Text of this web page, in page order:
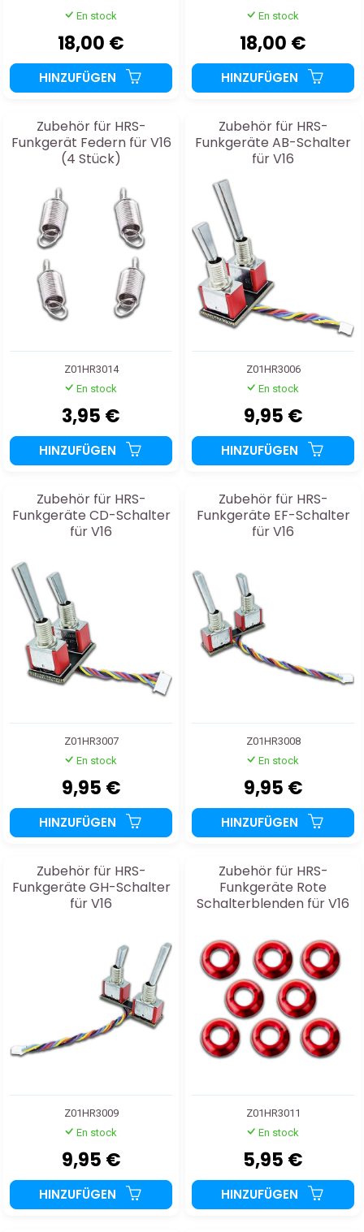
En stock
18,00 €
HINZUFÜGEN
En stock
18,00 €
HINZUFÜGEN
Zubehör für HRS-
Funkgerät Federn für V16
(4 Stück)
Z01HR3014
En stock
3,95 €
HINZUFÜGEN
Zubehör für HRS-
Funkgeräte AB-Schalter
für V16
Z01HR3006
En stock
9,95 €
HINZUFÜGEN
Zubehör für HRS-
Funkgeräte CD-Schalter
für V16
Z01HR3007
En stock
9,95 €
HINZUFÜGEN
Zubehör für HRS-
Funkgeräte EF-Schalter
für V16
Z01HR3008
En stock
9,95 €
HINZUFÜGEN
Zubehör für HRS-
Funkgeräte GH-Schalter
für V16
Z01HR3009
En stock
9,95 €
HINZUFÜGEN
Zubehör für HRS-
Funkgeräte Rote
Schalterblenden für V16
Z01HR3011
En stock
5,95 €
HINZUFÜGEN